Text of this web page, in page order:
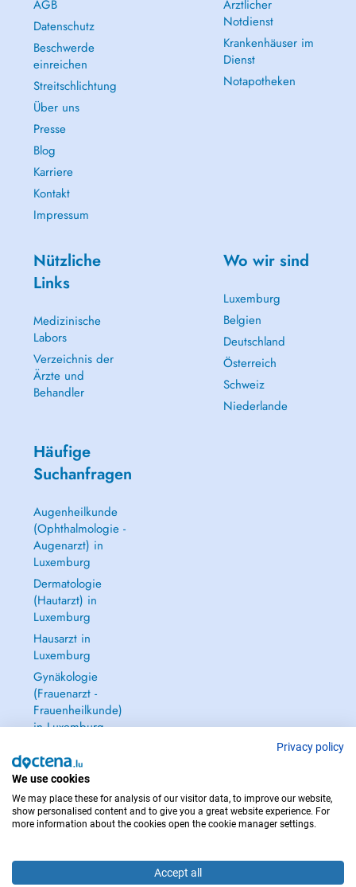
AGB
Datenschutz
Beschwerde
einreichen
Streitschlichtung
Über uns
Presse
Blog
Karriere
Kontakt
Impressum
Ärztlicher
Notdienst
Krankenhäuser im
Dienst
Notapotheken
Nützliche
Links
Medizinische
Labors
Verzeichnis der
Ärzte und
Behandler
Wo wir sind
Luxemburg
Belgien
Deutschland
Österreich
Schweiz
Niederlande
Häufige
Suchanfragen
Augenheilkunde
(Ophthalmologie -
Augenarzt) in
Luxemburg
Dermatologie
(Hautarzt) in
Luxemburg
Hausarzt in
Luxemburg
Gynäkologie
(Frauenarzt -
Frauenheilkunde)
in Luxemburg
IM NOTFALL WENDEN SIE SICH AN : 112
Privacy policy
We use cookies
We may place these for analysis of our visitor data, to improve our website,
show personalised content and to give you a great website experience. For
more information about the cookies open the cookie manager settings.
Accept all